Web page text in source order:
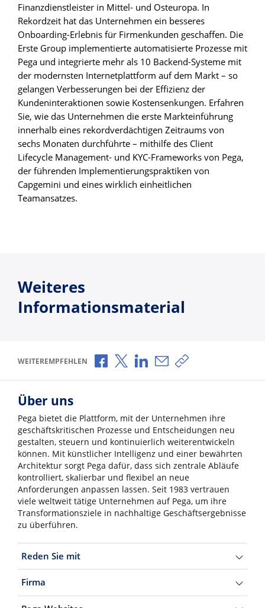
Finanzdienstleister in Mittel- und Osteuropa. In
Rekordzeit hat das Unternehmen ein besseres
Onboarding-Erlebnis für Firmenkunden geschaffen. Die
Erste Group implementierte automatisierte Prozesse mit
Pega und integrierte mehr als 10 Backend-Systeme mit
der modernsten Internetplattform auf dem Markt – so
gelangen Verbesserungen bei der Effizienz der
Kundeninteraktionen sowie Kostensenkungen. Erfahren
Sie, wie das Unternehmen die erste Markteinführung
innerhalb eines rekordverdächtigen Zeitraums von
sechs Monaten durchführte – mithilfe des Client
Lifecycle Management- und KYC-Frameworks von Pega,
der führenden Implementierungspraktiken von
Capgemini und eines wirklich einheitlichen
Teamansatzes.
Weiteres
Informationsmaterial
WEITEREMPFEHLEN Über Facebook teilen
Über X teilen
Über LinkedIn teilen
Über E-Mail teilen
Link zum Teilen
Über uns
Pega bietet die Plattform, mit der Unternehmen ihre
geschäftskritischen Prozesse und Entscheidungen neu
gestalten, steuern und kontinuierlich weiterentwickeln
können. Mit künstlicher Intelligenz und einer bewährten
Architektur sorgt Pega dafür, dass sich zentrale Abläufe
kontrolliert, skalierbar und flexibel an neue
Anforderungen anpassen lassen. Seit 1983 vertrauen
viele weltweit tätige Unternehmen auf Pega, um ihre
Transformationsziele in nachhaltige Geschäftsergebnisse
zu überführen.
Reden Sie mit
Firma